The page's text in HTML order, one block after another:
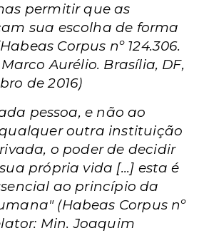
permitir que as
sua escolha de forma
Corpus nº 124.306.
Aurélio. Brasília, DF,
de 2016)
pessoa, e não ao
outra instituição
o poder de decidir
própria vida [...] esta é
ao princípio da
(Habeas Corpus nº
Min. Joaquim